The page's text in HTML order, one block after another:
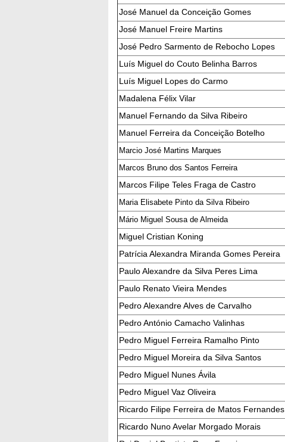
José Manuel da Conceição Gomes
José Manuel Freire Martins
José Pedro Sarmento de Rebocho Lopes
Luís Miguel do Couto Belinha Barros
Luís Miguel Lopes do Carmo
Madalena Félix Vilar
Manuel Fernando da Silva Ribeiro
Manuel Ferreira da Conceição Botelho
Marcio José Martins Marques
Marcos Bruno dos Santos Ferreira
Marcos Filipe Teles Fraga de Castro
Maria Elisabete Pinto da Silva Ribeiro
Mário Miguel Sousa de Almeida
Miguel Cristian Koning
Patrícia Alexandra Miranda Gomes Pereira
Paulo Alexandre da Silva Peres Lima
Paulo Renato Vieira Mendes
Pedro Alexandre Alves de Carvalho
Pedro António Camacho Valinhas
Pedro Miguel Ferreira Ramalho Pinto
Pedro Miguel Moreira da Silva Santos
Pedro Miguel Nunes Ávila
Pedro Miguel Vaz Oliveira
Ricardo Filipe Ferreira de Matos Fernandes
Ricardo Nuno Avelar Morgado Morais